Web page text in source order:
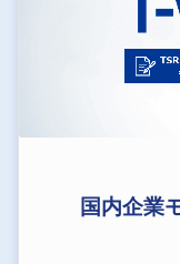
国内企業